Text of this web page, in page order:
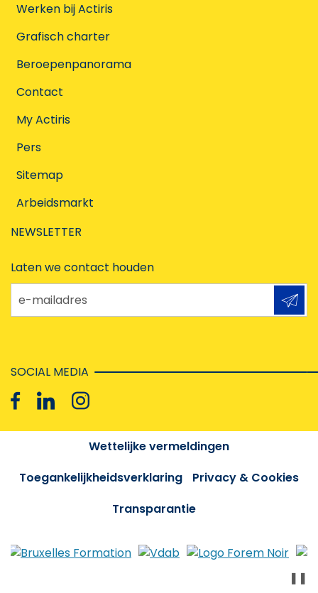
Werken bij Actiris
Grafisch charter
Beroepenpanorama
Contact
My Actiris
Pers
Sitemap
Arbeidsmarkt
NEWSLETTER
Laten we contact houden
e-mailadres
SOCIAL MEDIA
Wettelijke vermeldingen
Toegankelijkheidsverklaring
Privacy & Cookies
Transparantie
❚❚